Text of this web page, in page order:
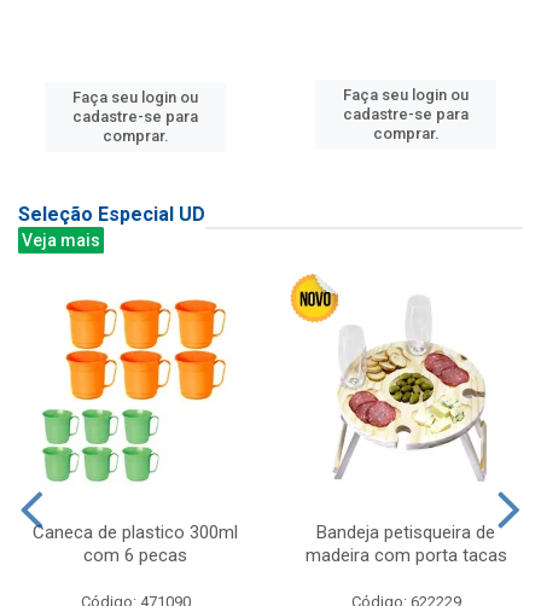
Faça seu login ou
cadastre-se para
comprar.
Faça seu login ou
cadastre-se para
comprar.
Seleção Especial UD
Veja mais
Caneca de plastico 300ml
com 6 pecas
Código: 471090
Bandeja petisqueira de
madeira com porta tacas
Código: 622229